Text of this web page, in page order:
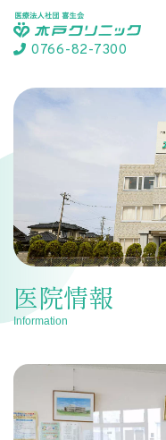
0766-82-7300
医院情報
Information